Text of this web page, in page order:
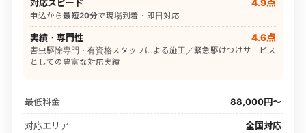
対応スピード 4.9点
申込から最短20分で現場到着・即日対応
実績・専門性 4.6点
害虫駆除専門・有資格スタッフによる施工／緊急駆けつけサービス
としての豊富な対応実績
最低料金 88,000円〜
対応エリア 全国対応